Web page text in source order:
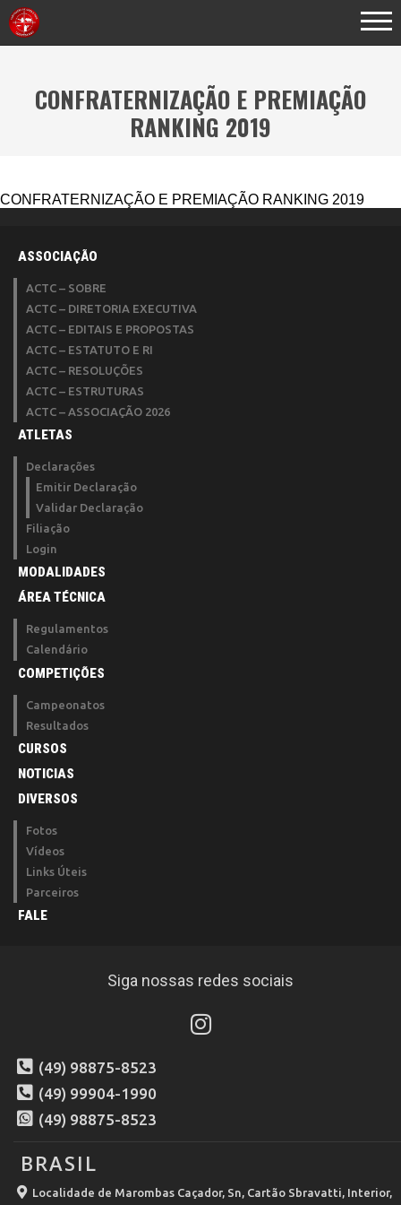
CONFRATERNIZAÇÃO E PREMIAÇÃO
RANKING 2019
CONFRATERNIZAÇÃO E PREMIAÇÃO RANKING 2019
ASSOCIAÇÃO
ACTC – SOBRE
ACTC – DIRETORIA EXECUTIVA
ACTC – EDITAIS E PROPOSTAS
ACTC – ESTATUTO E RI
ACTC – RESOLUÇÕES
ACTC – ESTRUTURAS
ACTC – ASSOCIAÇÃO 2026
ATLETAS
Declarações
Emitir Declaração
Validar Declaração
Filiação
Login
MODALIDADES
ÁREA TÉCNICA
Regulamentos
Calendário
COMPETIÇÕES
Campeonatos
Resultados
CURSOS
NOTICIAS
DIVERSOS
Fotos
Vídeos
Links Úteis
Parceiros
FALE
Siga nossas redes sociais
(49) 98875-8523
(49) 99904-1990
(49) 98875-8523
BRASIL
Localidade de Marombas Caçador, Sn, Cartão Sbravatti, Interior,